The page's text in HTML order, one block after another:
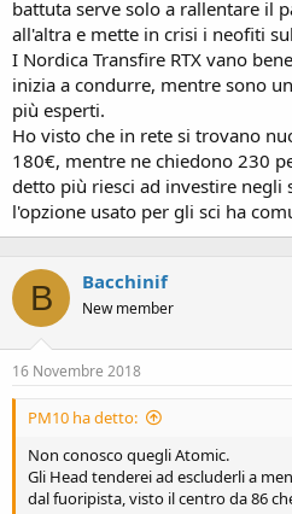
battuta serve solo a rallentare il
all'altra e mette in crisi i neofiti
I Nordica Transfire RTX vano
inizia a condurre, mentre sono
più esperti.
Ho visto che in rete si trovano
180€, mentre ne chiedono 230
detto più riesci ad investire negli
l'opzione usato per gli sci ha
B Bacchinif
New member
16 Novembre 2018
PM10 ha detto:
Non conosco quegli Atomic.
Gli Head tenderei ad escluderli a
dal fuoripista, visto il centro da 86